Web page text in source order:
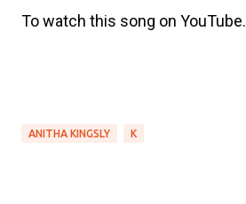
To watch this song on YouTube.
ANITHA KINGSLY K